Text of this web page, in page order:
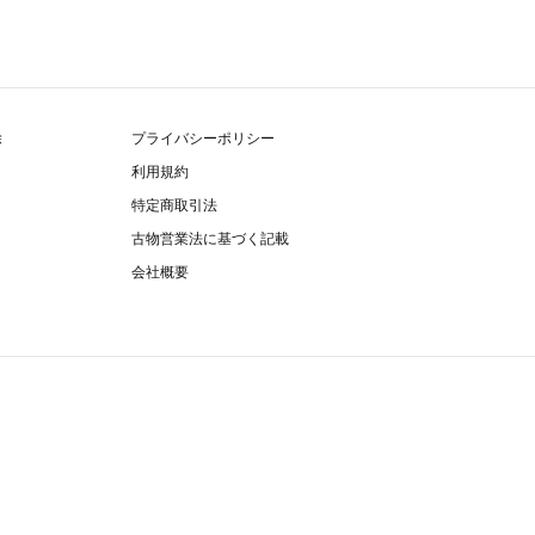
プライバシーポリシー
利用規約
特定商取引法
古物営業法に基づく記載
会社概要